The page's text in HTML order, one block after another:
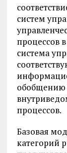
систем
процессов
система
обобщению
процессов.
Базовая
категорий